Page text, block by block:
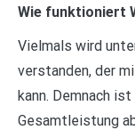
Wie funktioniert
Vielmals wird
verstanden, der
kann. Demnach
Gesamtleistung